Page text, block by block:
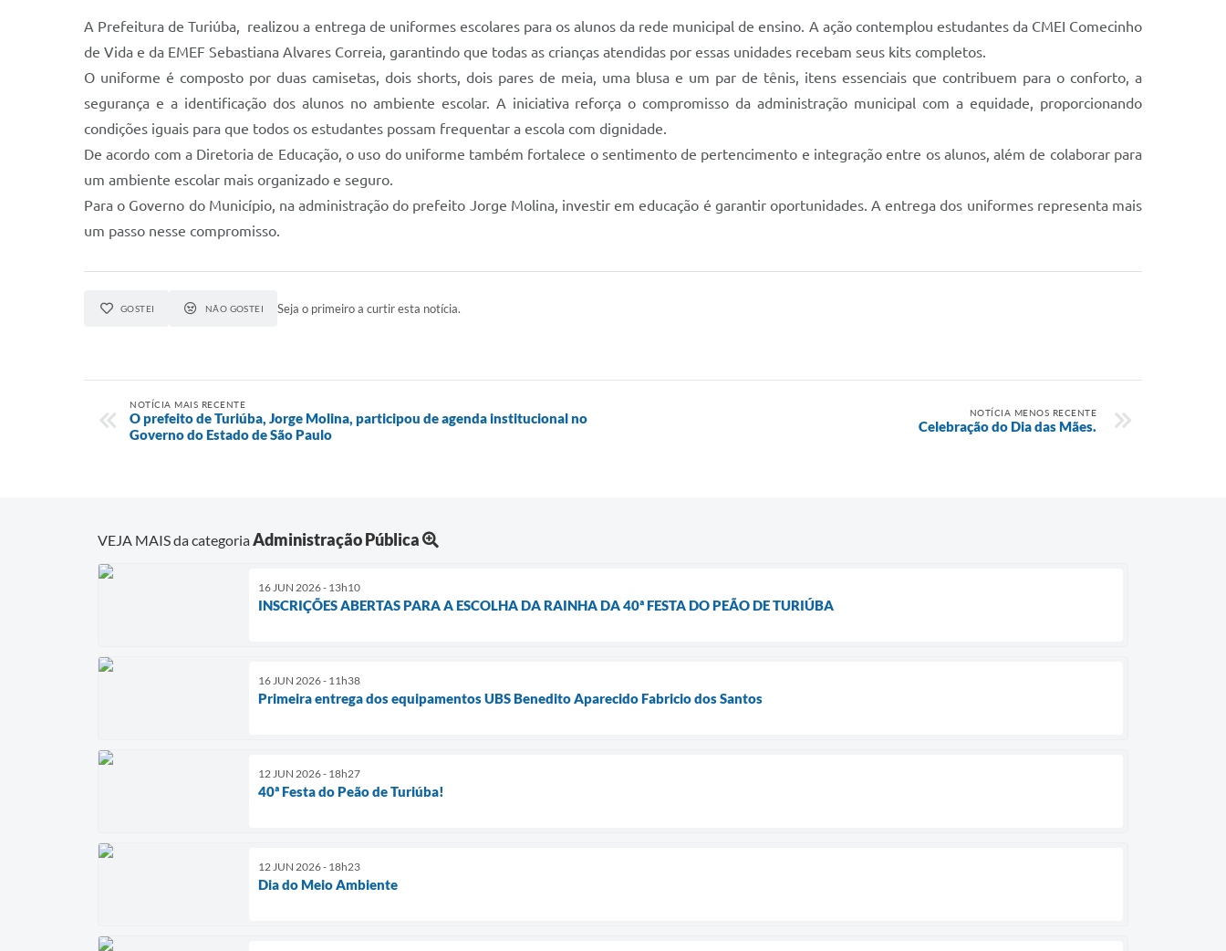
A Prefeitura de Turiúba, realizou a entrega de uniformes escolares para os alunos da rede municipal de ensino. A ação contemplou estudantes da CMEI Comecinho
de Vida e da EMEF Sebastiana Alvares Correia, garantindo que todas as crianças atendidas por essas unidades recebam seus kits completos.
O uniforme é composto por duas camisetas, dois shorts, dois pares de meia, uma blusa e um par de tênis, itens essenciais que contribuem para o conforto, a
segurança e a identificação dos alunos no ambiente escolar. A iniciativa reforça o compromisso da administração municipal com a equidade, proporcionando
condições iguais para que todos os estudantes possam frequentar a escola com dignidade.
De acordo com a Diretoria de Educação, o uso do uniforme também fortalece o sentimento de pertencimento e integração entre os alunos, além de colaborar para
um ambiente escolar mais organizado e seguro.
Para o Governo do Município, na administração do prefeito Jorge Molina, investir em educação é garantir oportunidades. A entrega dos uniformes representa mais
um passo nesse compromisso.
GOSTEI NÃO GOSTEI Seja o primeiro a curtir esta notícia.
NOTÍCIA MAIS RECENTE
O prefeito de Turiúba, Jorge Molina, participou de agenda institucional no
Governo do Estado de São Paulo
NOTÍCIA MENOS RECENTE
Celebração do Dia das Mães.
VEJA MAIS da categoriaAdministração Pública
16 JUN 2026 - 13h10
INSCRIÇÕES ABERTAS PARA A ESCOLHA DA RAINHA DA 40ª FESTA DO PEÃO DE TURIÚBA
16 JUN 2026 - 11h38
Primeira entrega dos equipamentos UBS Benedito Aparecido Fabricio dos Santos
12 JUN 2026 - 18h27
40ª Festa do Peão de Turiúba!
12 JUN 2026 - 18h23
Dia do Meio Ambiente